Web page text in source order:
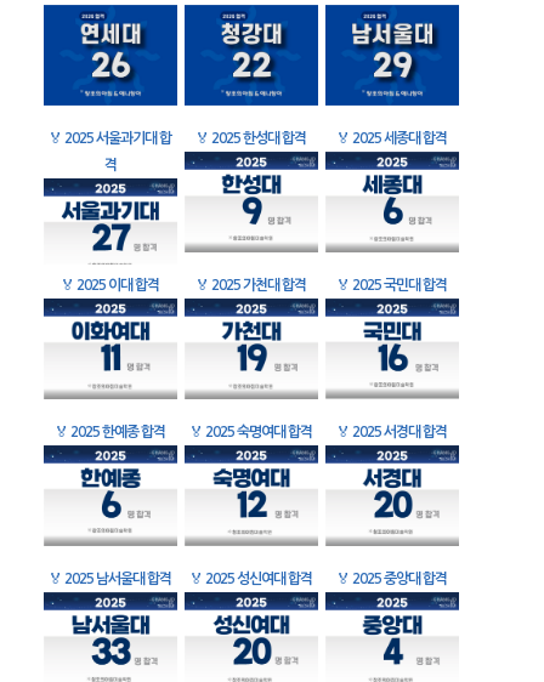
🏅 2025 서울과기대 합
격
🏅 2025 한성대 합격 🏅 2025 세종대 합격
🏅 2025 이대 합격 🏅 2025 가천대 합격 🏅 2025 국민대 합격
🏅 2025 한예종 합격 🏅 2025 숙명여대 합격 🏅 2025 서경대 합격
🏅 2025 남서울대 합격 🏅 2025 성신여대 합격 🏅 2025 중앙대 합격